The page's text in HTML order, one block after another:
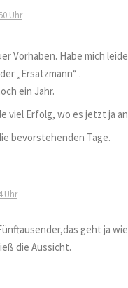
Uhr
Vorhaben. Habe mich
„Ersatzmann“ .
ein Jahr.
viel Erfolg, wo es jetzt ja
bevorstehenden Tage.
Uhr
geht ja
die Aussicht.